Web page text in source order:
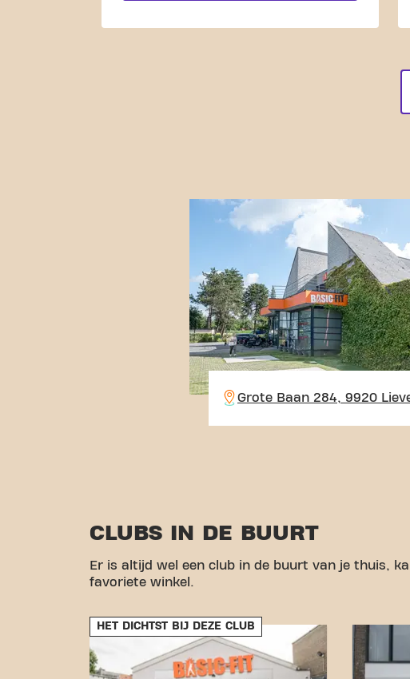
Grote Baan 284, 9920
CLUBS IN DE BUURT
Er is altijd wel een club in de buurt van je thuis,
favoriete winkel.
HET DICHTST BIJ DEZE CLUB